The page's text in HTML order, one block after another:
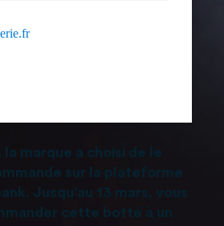
la marque a choisi de le
sur la plateforme
Jusqu'au 13 mars, vous
cette botté à un